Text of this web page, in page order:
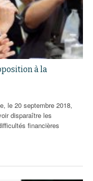
à la
le 20 septembre 2018,
disparaître les
financières